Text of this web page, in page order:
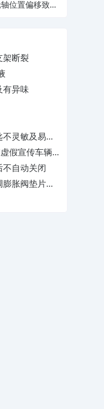
位置偏移致发
架断裂
有异味
灵敏及易消
假宣传车辆配
自动关闭
胀阀垫片生